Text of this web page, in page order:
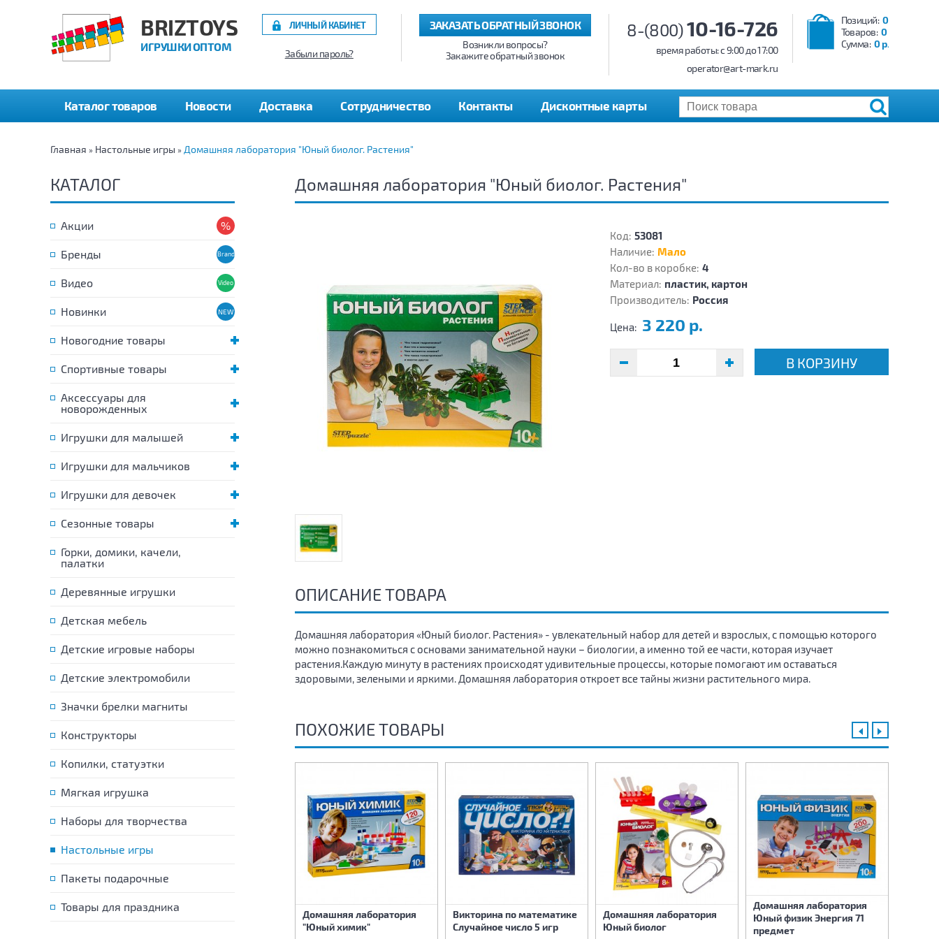
BRIZTOYS
ИГРУШКИ ОПТОМ
Позиций: 0
Товаров: 0
Сумма: 0 р.
8-(800)10-16-726
время работы: c 9:00 до 17:00
operator@art-mark.ru
ЗАКАЗАТЬ ОБРАТНЫЙ ЗВОНОК
Возникли вопросы?
Закажите обратный звонок
ЛИЧНЫЙ КАБИНЕТ
Забыли пароль?
Каталог товаров Новости Доставка Сотрудничество Контакты Дисконтные карты
Главная » Настольные игры » Домашняя лаборатория "Юный биолог. Растения"
КАТАЛОГ
Акции
Бренды
Видео
Новинки
Новогодние товары
Спортивные товары
Аксессуары для
новорожденных
Игрушки для малышей
Игрушки для мальчиков
Игрушки для девочек
Сезонные товары
Горки, домики, качели,
палатки
Деревянные игрушки
Детская мебель
Детские игровые наборы
Детские электромобили
Значки брелки магниты
Конструкторы
Копилки, статуэтки
Мягкая игрушка
Наборы для творчества
Настольные игры
Пакеты подарочные
Товары для праздника
Домашняя лаборатория "Юный биолог. Растения"
Код: 53081
Наличие: Мало
Кол-во в коробке: 4
Материал: пластик, картон
Производитель: Россия
Цена: 3 220 р.
В КОРЗИНУ
ОПИСАНИЕ ТОВАРА
Домашняя лаборатория «Юный биолог. Растения» - увлекательный набор для детей и взрослых, с помощью которого
можно познакомиться с основами занимательной науки – биологии, а именно той ее части, которая изучает
растения.Каждую минуту в растениях происходят удивительные процессы, которые помогают им оставаться
здоровыми, зелеными и яркими. Домашняя лаборатория откроет все тайны жизни растительного мира.
ПОХОЖИЕ ТОВАРЫ
Пазл Бавария Замок
Пазл Горное озеро 1000
Домашняя лаборатория
"Юный химик"
Викторина по математике
Случайное число 5 игр
Домашняя лаборатория
Юный биолог
Домашняя лаборатория
Юный физик Энергия 71
предмет